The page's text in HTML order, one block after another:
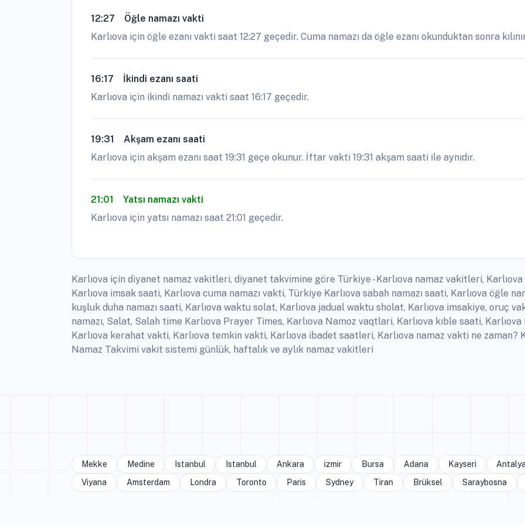
12:27
Öğle namazı vakti
Karlıova için öğle ezanı vakti saat 12:27 geçedir. Cuma namazı da öğle ezanı okunduktan sonra
16:17
İkindi ezanı saati
Karlıova için ikindi namazı vakti saat 16:17 geçedir.
19:31
Akşam ezanı saati
Karlıova için akşam ezanı saat 19:31 geçe okunur. İftar vakti 19:31 akşam saati ile aynıdır.
21:01
Yatsı namazı vakti
Karlıova için yatsı namazı saat 21:01 geçedir.
Karlıova için diyanet namaz vakitleri, diyanet takvimine göre Türkiye - Karlıova namaz vakitleri,
Karlıova imsak saati, Karlıova cuma namazı vakti, Türkiye Karlıova sabah namazı saati, Karlıova öğle
kuşluk duha namazı saati, Karlıova waktu solat, Karlıova jadual waktu sholat, Karlıova imsakiye, oruç
namazı, Salat, Salah time Karlıova Prayer Times, Karlıova Namoz vaqtlari, Karlıova kıble saati,
Karlıova kerahat vakti, Karlıova temkin vakti, Karlıova ibadet saatleri, Karlıova namaz vakti ne zaman?
Namaz Takvimi vakit sistemi günlük, haftalık ve aylık namaz vakitleri
Mekke Medine Istanbul Istanbul Ankara izmir Bursa Adana Kayseri
Viyana
Amsterdam Londra Toronto Paris Sydney Tiran Brüksel Saraybosna